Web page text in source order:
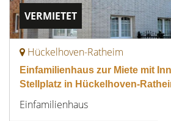
VERMIETET
Hückelhoven-Ratheim
Einfamilienhaus zur Miete mit
Stellplatz in Hückelhoven-
Einfamilienhaus